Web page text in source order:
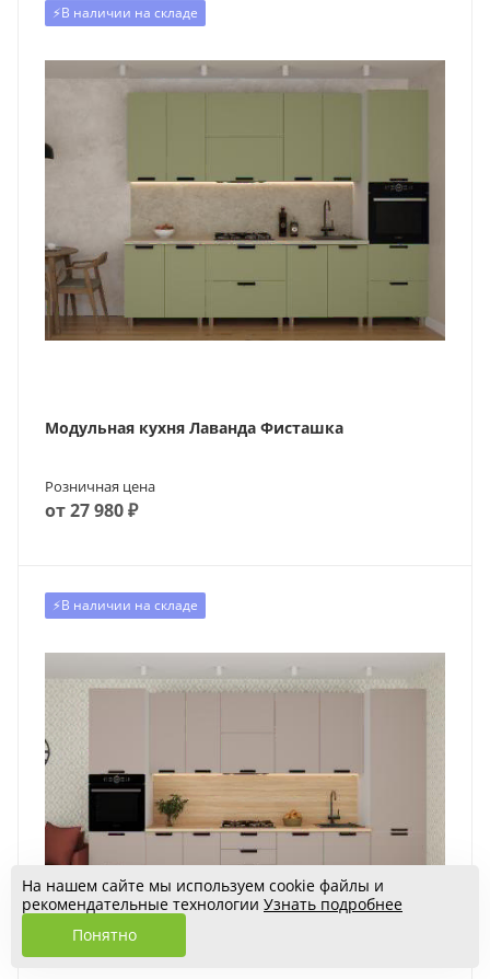
⚡️В наличии на складе
Модульная кухня Лаванда Фисташка
Розничная цена
от 27 980 ₽
⚡️В наличии на складе
На нашем сайте мы используем cookie файлы и
рекомендательные технологии Узнать подробнее
Понятно